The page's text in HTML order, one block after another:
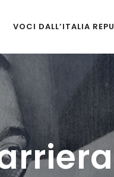
VOCI DALL’ITALIA